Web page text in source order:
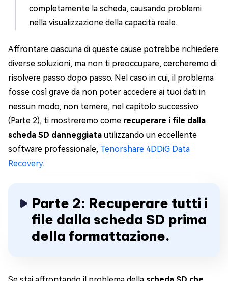
completamente la scheda, causando problemi
nella visualizzazione della capacità reale.
Affrontare ciascuna di queste cause potrebbe richiedere
diverse soluzioni, ma non ti preoccupare, cercheremo di
risolvere passo dopo passo. Nel caso in cui, il problema
fosse così grave da non poter accedere ai tuoi dati in
nessun modo, non temere, nel capitolo successivo
(Parte 2), ti mostreremo come recuperare i file dalla
scheda SD danneggiata utilizzando un eccellente
software professionale, Tenorshare 4DDiG Data
Recovery.
Parte 2: Recuperare tutti i
file dalla scheda SD prima
della formattazione.